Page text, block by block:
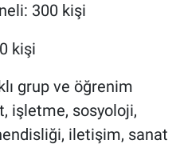
300 kişi
kişi
grup ve öğrenim
işletme, sosyoloji,
iletişim, sanat